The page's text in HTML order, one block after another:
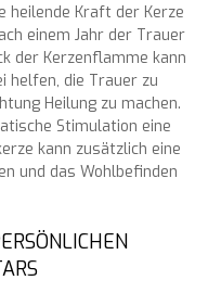
heilende Kraft der Kerze
einem Jahr der Trauer
der Kerzenflamme kann
helfen, die Trauer zu
Heilung zu machen.
Stimulation eine
kann zusätzlich eine
und das Wohlbefinden